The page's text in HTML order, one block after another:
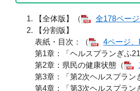
【全体版】（ 全178ペー
【分割版】
表紙・目次：（
4ページ
第1章：「ヘルスプランぎふ
第2章：県民の健康状態（
第3章：「第2次ヘルスプラン
第4章：「第3次ヘルスプラン